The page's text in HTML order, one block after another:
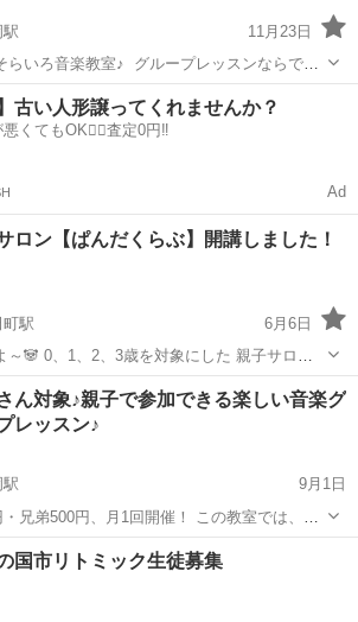
駅
11月23日
らいろ音楽教室♪ ⁡ グループレッスンならでは
✨ ⁡ 教育のエッセンス×リトミックで『音楽っ
感じて、音で表す力を育てる独自プログラム
岡駅 リトミック 幼児
古い人形譲ってくれませんか？
くてもOK🙆‍♀️査定0円‼️
Ad
ロン【ぱんだくらぶ】開講しました！
町駅
6月6日
親子サロン
の人が集まるところに
数で音楽を楽しみながら、ワイワイできる場
田町駅 リトミック 親子
ん対象♪親子で参加できる楽しい音楽グ
レッスン♪
駅
9月1日
円、月1回開催！ この教室では、子
楽と触れ合う事を大切にしている楽しいグル
リズムあそび、季節の歌、音楽づくりなど
...
岡駅 リトミック 幼児
国市リトミック生徒募集